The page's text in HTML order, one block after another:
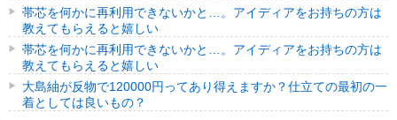
帯芯を何かに再利用できないかと…。アイディアをお持ちの方は
教えてもらえると嬉しい
帯芯を何かに再利用できないかと…。アイディアをお持ちの方は
教えてもらえると嬉しい
大島紬が反物で120000円ってあり得えますか？仕立ての最初の一
着としては良いもの？